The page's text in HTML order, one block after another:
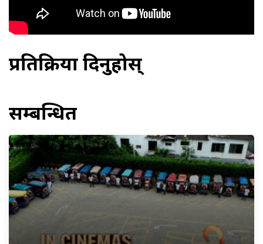
प्रतिक्रिया दिनुहोस्
सम्बन्धित